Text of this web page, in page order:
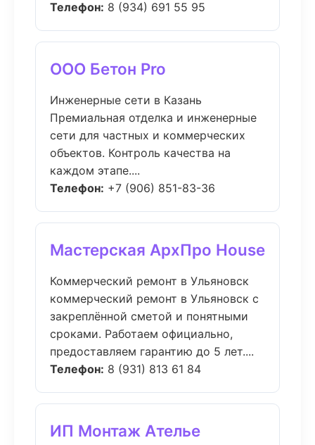
Телефон: 8 (934) 691 55 95
ООО Бетон Pro
Инженерные сети в Казань
Премиальная отделка и инженерные
сети для частных и коммерческих
объектов. Контроль качества на
каждом этапе....
Телефон: +7 (906) 851-83-36
Мастерская АрхПро House
Коммерческий ремонт в Ульяновск
коммерческий ремонт в Ульяновск с
закреплённой сметой и понятными
сроками. Работаем официально,
предоставляем гарантию до 5 лет....
Телефон: 8 (931) 813 61 84
ИП Монтаж Ателье